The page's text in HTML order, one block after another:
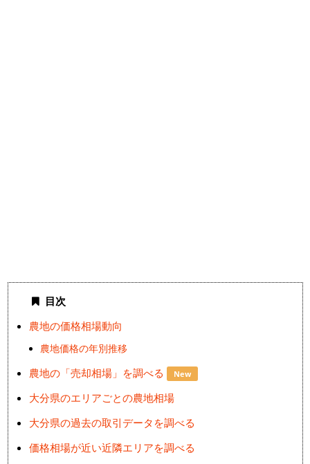
目次
農地の価格相場動向
農地価格の年別推移
農地の「売却相場」を調べる New
大分県のエリアごとの農地相場
大分県の過去の取引データを調べる
価格相場が近い近隣エリアを調べる